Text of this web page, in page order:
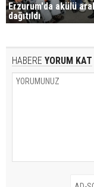
Erzurum'da akülü
dağıtıldı
HABERE YORUM KAT